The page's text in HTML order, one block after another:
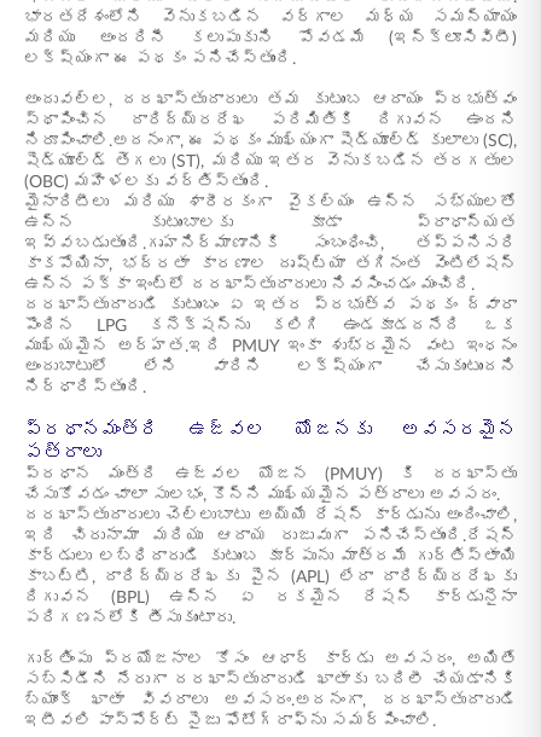
భారతదేశంలోని వెనుకబడిన వర్గాల మధ్య సమన్యాయం
మరియు అందరినీ కలుపుకుని పోవడమే (ఇన్క్లూసివిటీ)
లక్ష్యంగా ఈ పథకం పనిచేస్తుంది.
అందువల్ల, దరఖాస్తుదారులు తమ కుటుంబ ఆదాయం ప్రభుత్వం
స్థాపించిన దారిద్య్రరేఖ పరిమితికి దిగువన ఉందని
నిరూపించాలి.అదనంగా, ఈ పథకం ముఖ్యంగా షెడ్యూల్డ్ కులాలు (SC),
షెడ్యూల్డ్ తెగలు (ST), మరియు ఇతర వెనుకబడిన తరగతుల
(OBC) మహిళలకు వర్తిస్తుంది.
మైనారిటీలు మరియు శారీరకంగా వైకల్యం ఉన్న సభ్యులతో
ఉన్న కుటుంబాలకు కూడా ప్రాధాన్యత
ఇవ్వబడుతుంది.గృహనిర్మాణానికి సంబంధించి, తప్పనిసరి
కాకపోయినా, భద్రతా కారణాల దృష్ట్యా తగినంత వెంటిలేషన్
ఉన్న పక్కా ఇంట్లో దరఖాస్తుదారులు నివసించడం మంచిది.
దరఖాస్తుదారుడి కుటుంబం ఏ ఇతర ప్రభుత్వ పథకం ద్వారా
పొందిన LPG కనెక్షన్‌ను కలిగి ఉండకూడదనేది ఒక
ముఖ్యమైన అర్హత.ఇది PMUY ఇంకా శుభ్రమైన వంట ఇంధనం
అందుబాటులో లేని వారిని లక్ష్యంగా చేసుకుంటుందని
నిర్ధారిస్తుంది.
ప్రధానమంత్రి ఉజ్వల యోజనకు అవసరమైన
పత్రాలు
ప్రధాన మంత్రి ఉజ్వల యోజన (PMUY) కి దరఖాస్తు
చేసుకోవడం చాలా సులభం, కొన్ని ముఖ్యమైన పత్రాలు అవసరం.
దరఖాస్తుదారులు చెల్లుబాటు అయ్యే రేషన్ కార్డును అందించాలి,
ఇది చిరునామా మరియు ఆదాయ రుజువుగా పనిచేస్తుంది.రేషన్
కార్డులు లబ్ధిదారుడి కుటుంబ కూర్పును మాత్రమే గుర్తిస్తాయి
కాబట్టి, దారిద్య్రరేఖకు పైన (APL) లేదా దారిద్య్రరేఖకు
దిగువన (BPL) ఉన్న ఏ రకమైన రేషన్ కార్డునైనా
పరిగణనలోకి తీసుకుంటారు.
గుర్తింపు ప్రయోజనాల కోసం ఆధార్ కార్డు అవసరం, అయితే
సబ్సిడీని నేరుగా దరఖాస్తుదారుడి ఖాతాకు బదిలీ చేయడానికి
బ్యాంక్ ఖాతా వివరాలు అవసరం.అదనంగా, దరఖాస్తుదారుడి
ఇటీవలి పాస్‌పోర్ట్ సైజు ఫోటోగ్రాఫ్‌ను సమర్పించాలి.